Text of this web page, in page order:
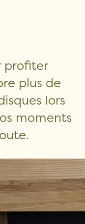
profiter
plus de
lors
moments